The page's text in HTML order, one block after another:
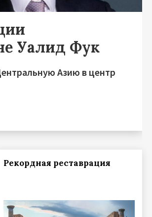
Уалид Фук
Азию в центр
Рекордная реставрация